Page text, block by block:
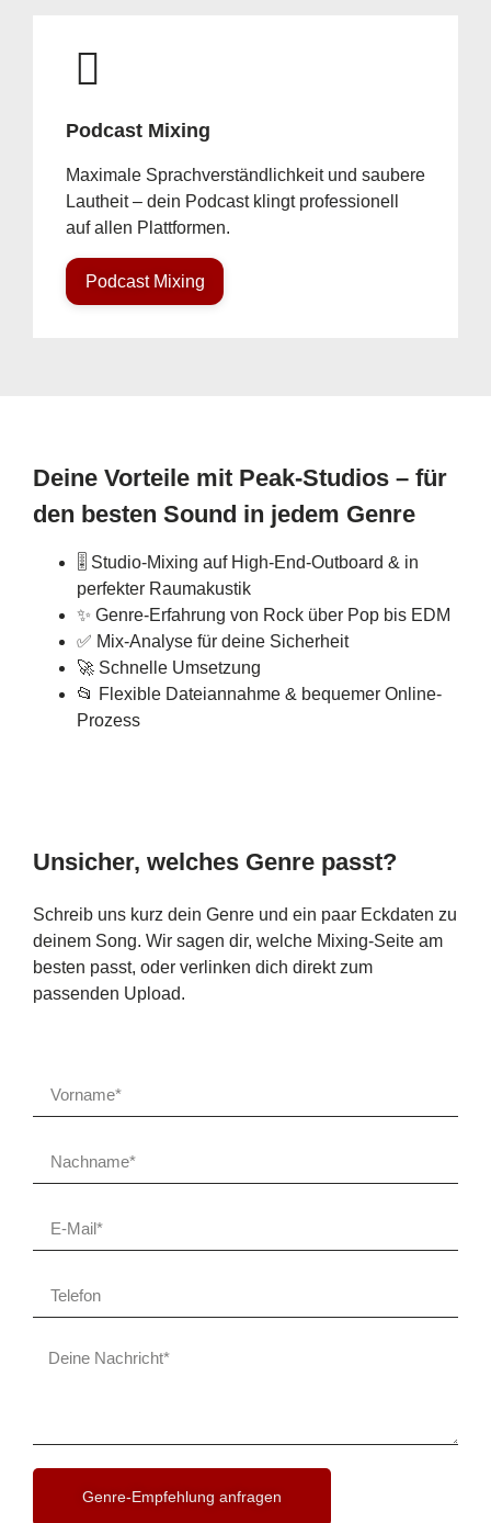
Podcast Mixing
Maximale Sprachverständlichkeit und saubere
Lautheit – dein Podcast klingt professionell
auf allen Plattformen.
Podcast Mixing
Deine Vorteile mit Peak-Studios – für
den besten Sound in jedem Genre
🎚️ Studio-Mixing auf High-End-Outboard & in
perfekter Raumakustik
✨ Genre-Erfahrung von Rock über Pop bis EDM
✅ Mix-Analyse für deine Sicherheit
🚀 Schnelle Umsetzung
📂 Flexible Dateiannahme & bequemer Online-
Prozess
Unsicher, welches Genre passt?
Schreib uns kurz dein Genre und ein paar Eckdaten zu
deinem Song. Wir sagen dir, welche Mixing-Seite am
besten passt, oder verlinken dich direkt zum
passenden Upload.
Genre-Empfehlung anfragen